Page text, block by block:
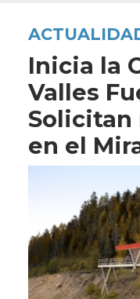
Inicia la
Valles
Solicitan
en el